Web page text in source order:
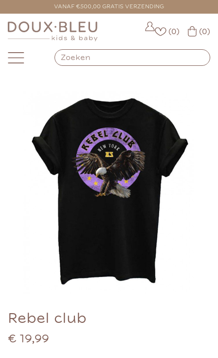
VANAF €500,00 GRATIS VERZENDING
VOOR 16:00 BESTELD = VANDAAG VERZONDEN
(0) (0)
Rebel club
€ 19,99